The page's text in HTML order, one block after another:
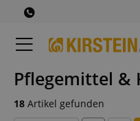
Pflegemittel &
18 Artikel gefunden